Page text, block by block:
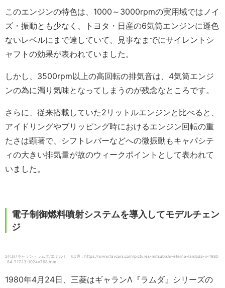
このエンジンの特色は、1000～3000rpmの実用域ではノイ
ズ・振動とも少なく、トヨタ・日産の6気筒エンジンに遜色
ないレベルにまで達していて、見事なまでにサイレントシ
ャフトの効果が表われていました。
しかし、3500rpm以上の高回転の排気音は、4気筒エンジ
ンの為に濁り気味となってしまうのが残念なところです。
さらに、従来搭載していた2リットルエンジンと比べると、
アイドリングやブリッピング時におけるエンジン回転の重
たさは顕著で、シフトレバーなどへの微振動もキャパシテ
ィの大きい排気量が故のウィークポイントとして表われて
いました。
電子制御燃料噴射システムを導入してモデルチェン
ジ
2代目/ギャラン・ラムダ/エテルナ /出典：https://www.favcars.com/pictures-mitsubishi-eterna-lambda-ii-1980
-84-71723-1024×768.htm
1980年4月24日、三菱はギャランΛ『ラムダ』シリーズの